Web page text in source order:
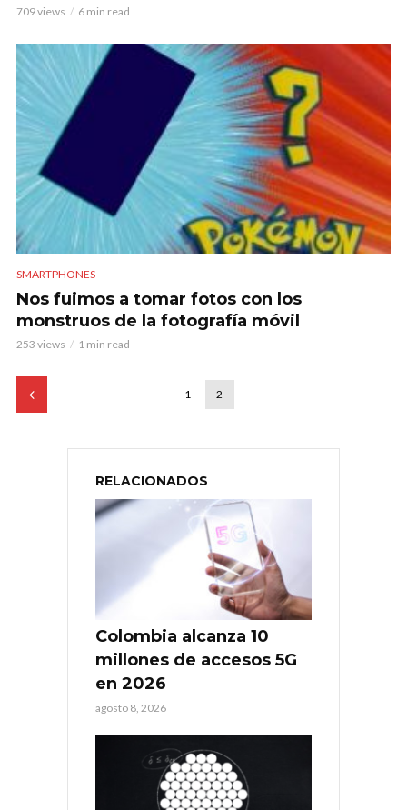
709 views 6 min read
SMARTPHONES
Nos fuimos a tomar fotos con los
monstruos de la fotografía móvil
253 views 1 min read
1 2
RELACIONADOS
Colombia alcanza 10
millones de accesos 5G
en 2026
agosto 8, 2026